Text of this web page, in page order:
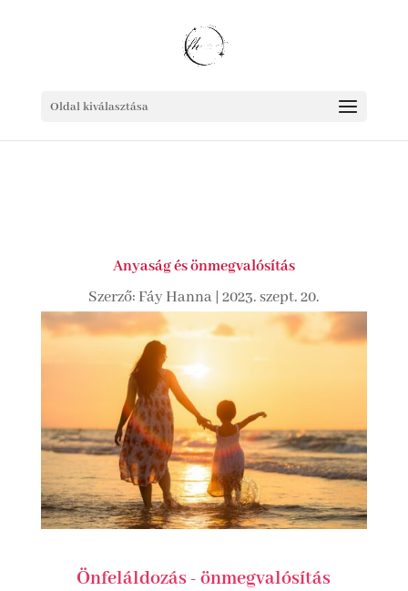
Oldal kiválasztása
Anyaság és önmegvalósítás
Szerző:Fáy Hanna| 2023. szept. 20.
Önfeláldozás - önmegvalósítás